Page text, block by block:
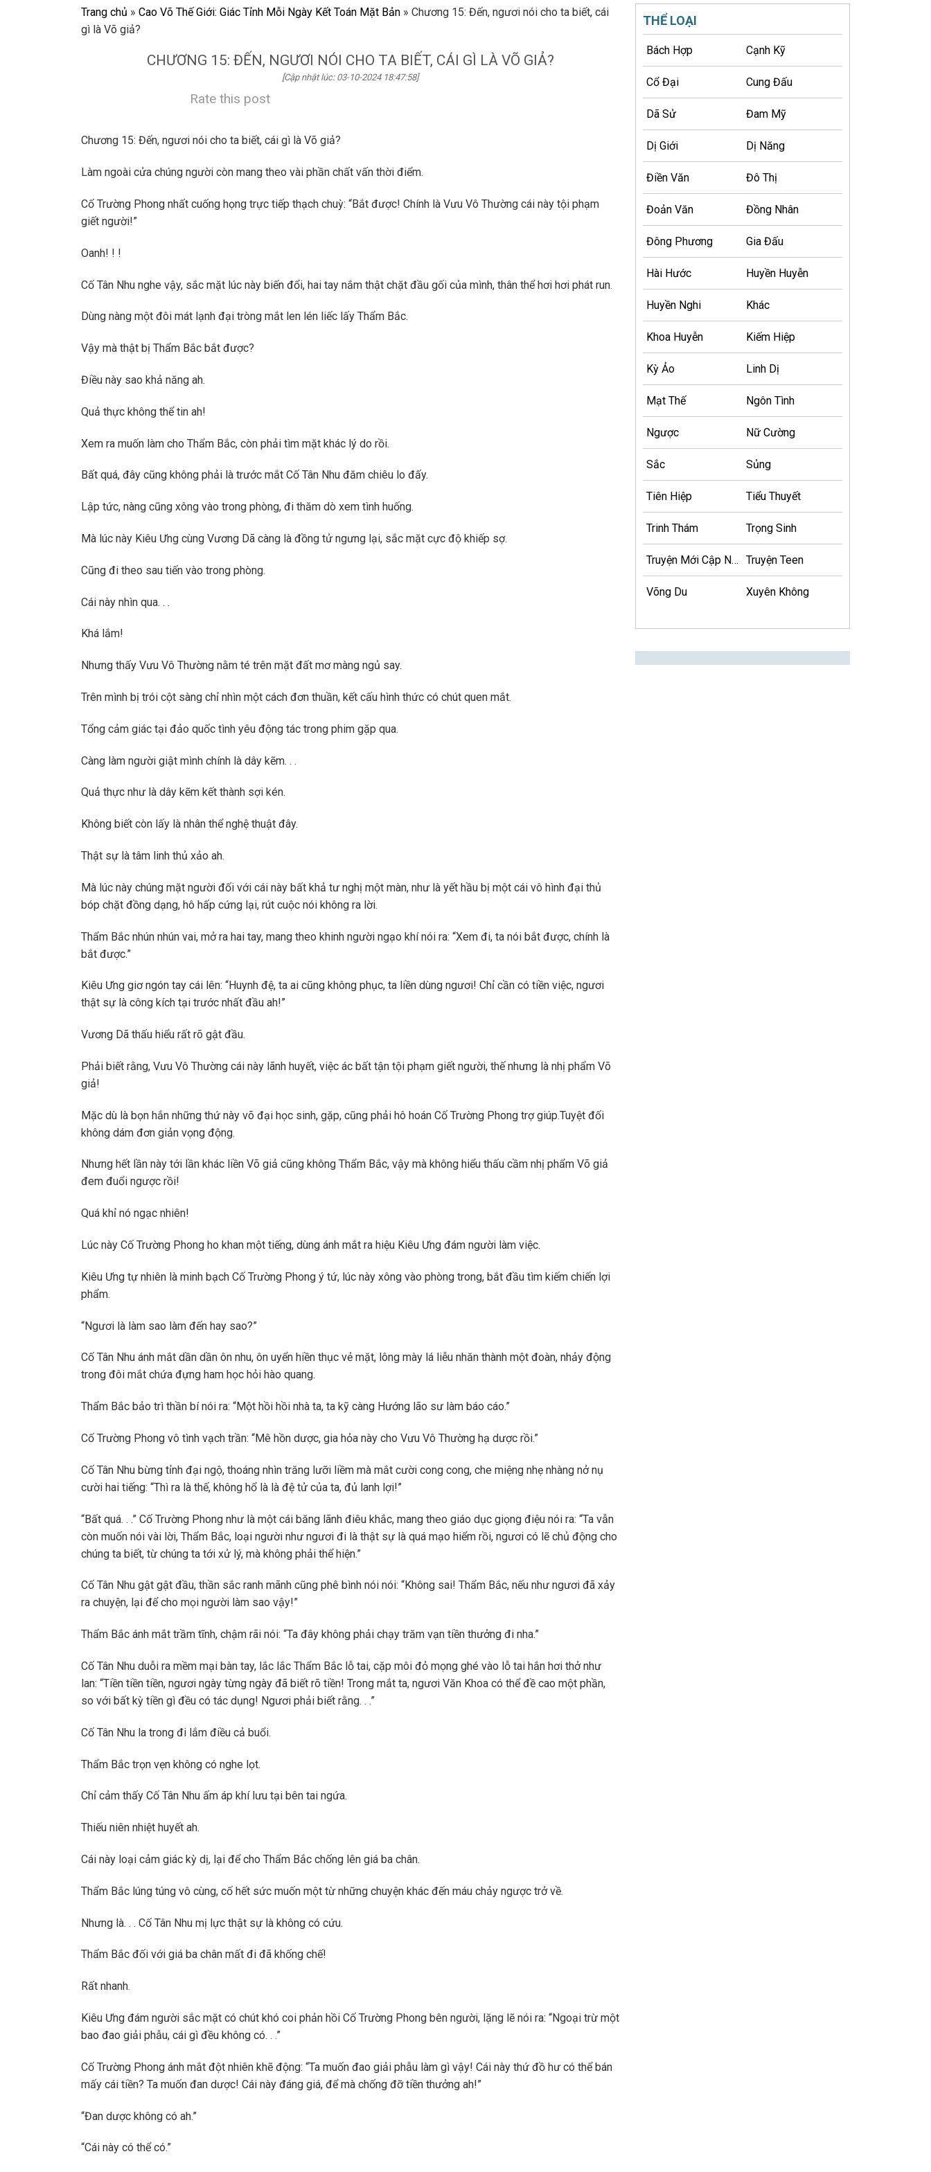
Trang chủ » Cao Võ Thế Giới: Giác Tỉnh Mỗi Ngày Kết Toán Mặt Bản » Chương 15: Đến, ngươi nói cho ta biết, cái
gì là Võ giả?
CHƯƠNG 15: ĐẾN, NGƯƠI NÓI CHO TA BIẾT, CÁI GÌ LÀ VÕ GIẢ?
[Cập nhật lúc: 03-10-2024 18:47:58]
Rate this post
Chương 15: Đến, ngươi nói cho ta biết, cái gì là Võ giả?
Làm ngoài cửa chúng người còn mang theo vài phần chất vấn thời điểm.
Cố Trường Phong nhất cuống họng trực tiếp thạch chuỳ: “Bắt được! Chính là Vưu Vô Thường cái này tội phạm
giết người!”
Oanh! ! !
Cố Tân Nhu nghe vậy, sắc mặt lúc này biến đổi, hai tay nắm thật chặt đầu gối của mình, thân thể hơi hơi phát run.
Dùng nàng một đôi mát lạnh đại tròng mắt len lén liếc lấy Thẩm Bắc.
Vậy mà thật bị Thẩm Bắc bắt được?
Điều này sao khả năng ah.
Quả thực không thể tin ah!
Xem ra muốn làm cho Thẩm Bắc, còn phải tìm mặt khác lý do rồi.
Bất quá, đây cũng không phải là trước mắt Cố Tân Nhu đăm chiêu lo đấy.
Lập tức, nàng cũng xông vào trong phòng, đi thăm dò xem tình huống.
Mà lúc này Kiêu Ưng cùng Vương Dã càng là đồng tử ngưng lại, sắc mặt cực độ khiếp sợ.
Cũng đi theo sau tiến vào trong phòng.
Cái này nhìn qua. . .
Khá lắm!
Nhưng thấy Vưu Vô Thường nằm té trên mặt đất mơ màng ngủ say.
Trên mình bị trói cột sàng chỉ nhìn một cách đơn thuần, kết cấu hình thức có chút quen mắt.
Tổng cảm giác tại đảo quốc tình yêu động tác trong phim gặp qua.
Càng làm người giật mình chính là dây kẽm. . .
Quả thực như là dây kẽm kết thành sợi kén.
Không biết còn lấy là nhân thể nghệ thuật đây.
Thật sự là tâm linh thủ xảo ah.
Mà lúc này chúng mặt người đối với cái này bất khả tư nghị một màn, như là yết hầu bị một cái vô hình đại thủ
bóp chặt đồng dạng, hô hấp cứng lại, rút cuộc nói không ra lời.
Thẩm Bắc nhún nhún vai, mở ra hai tay, mang theo khinh người ngạo khí nói ra: “Xem đi, ta nói bắt được, chính là
bắt được.”
Kiêu Ưng giơ ngón tay cái lên: “Huynh đệ, ta ai cũng không phục, ta liền dùng ngươi! Chỉ cần có tiền việc, ngươi
thật sự là công kích tại trước nhất đầu ah!”
Vương Dã thấu hiểu rất rõ gật đầu.
Phải biết rằng, Vưu Vô Thường cái này lãnh huyết, việc ác bất tận tội phạm giết người, thế nhưng là nhị phẩm Võ
giả!
Mặc dù là bọn hắn những thứ này võ đại học sinh, gặp, cũng phải hô hoán Cố Trường Phong trợ giúp.Tuyệt đối
không dám đơn giản vọng động.
Nhưng hết lần này tới lần khác liền Võ giả cũng không Thẩm Bắc, vậy mà không hiểu thấu cầm nhị phẩm Võ giả
đem đuổi ngược rồi!
Quá khỉ nó ngạc nhiên!
Lúc này Cố Trường Phong ho khan một tiếng, dùng ánh mắt ra hiệu Kiêu Ưng đám người làm việc.
Kiêu Ưng tự nhiên là minh bạch Cố Trường Phong ý tứ, lúc này xông vào phòng trong, bắt đầu tìm kiếm chiến lợi
phẩm.
“Ngươi là làm sao làm đến hay sao?”
Cố Tân Nhu ánh mắt dần dần ôn nhu, ôn uyển hiền thục vẻ mặt, lông mày lá liễu nhăn thành một đoàn, nhảy động
trong đôi mắt chứa đựng ham học hỏi hào quang.
Thẩm Bắc bảo trì thần bí nói ra: “Một hồi hồi nhà ta, ta kỹ càng Hướng lão sư làm báo cáo.”
Cố Trường Phong vô tình vạch trần: “Mê hồn dược, gia hỏa này cho Vưu Vô Thường hạ dược rồi.”
Cố Tân Nhu bừng tỉnh đại ngộ, thoáng nhìn trăng lưỡi liềm mà mắt cười cong cong, che miệng nhẹ nhàng nở nụ
cười hai tiếng: “Thì ra là thế, không hổ là là đệ tử của ta, đủ lanh lợi!”
“Bất quá. . .” Cố Trường Phong như là một cái băng lãnh điêu khắc, mang theo giáo dục giọng điệu nói ra: “Ta vẫn
còn muốn nói vài lời, Thẩm Bắc, loại người như ngươi đi là thật sự là quá mạo hiểm rồi, ngươi có lẽ chủ động cho
chúng ta biết, từ chúng ta tới xử lý, mà không phải thể hiện.”
Cố Tân Nhu gật gật đầu, thần sắc ranh mãnh cũng phê bình nói nói: “Không sai! Thẩm Bắc, nếu như ngươi đã xảy
ra chuyện, lại để cho mọi người làm sao vậy!”
Thẩm Bắc ánh mắt trầm tĩnh, chậm rãi nói: “Ta đây không phải chạy trăm vạn tiền thưởng đi nha.”
Cố Tân Nhu duỗi ra mềm mại bàn tay, lắc lắc Thẩm Bắc lỗ tai, cặp môi đỏ mọng ghé vào lỗ tai hắn hơi thở như
lan: “Tiền tiền tiền, ngươi ngày từng ngày đã biết rõ tiền! Trong mắt ta, ngươi Văn Khoa có thể đề cao một phần,
so với bất kỳ tiền gì đều có tác dụng! Ngươi phải biết rằng. . .”
Cố Tân Nhu la trong đi lắm điều cả buổi.
Thẩm Bắc trọn vẹn không có nghe lọt.
Chỉ cảm thấy Cố Tân Nhu ấm áp khí lưu tại bên tai ngứa.
Thiếu niên nhiệt huyết ah.
Cái này loại cảm giác kỳ dị, lại để cho Thẩm Bắc chống lên giá ba chân.
Thẩm Bắc lúng túng vô cùng, cố hết sức muốn một từ những chuyện khác đến máu chảy ngược trở về.
Nhưng là. . . Cố Tân Nhu mị lực thật sự là không có cứu.
Thẩm Bắc đối với giá ba chân mất đi đã khống chế!
Rất nhanh.
Kiêu Ưng đám người sắc mặt có chút khó coi phản hồi Cố Trường Phong bên người, lặng lẽ nói ra: “Ngoại trừ một
bao đao giải phẫu, cái gì đều không có. . .”
Cố Trường Phong ánh mắt đột nhiên khẽ động: “Ta muốn đao giải phẫu làm gì vậy! Cái này thứ đồ hư có thể bán
mấy cái tiền? Ta muốn đan dược! Cái này đáng giá, để mà chống đỡ tiền thưởng ah!”
“Đan dược không có ah.”
“Cái này có thể có.”
THỂ LOẠI
Bách Hợp Cạnh Kỹ
Cổ Đại Cung Đấu
Dã Sử Đam Mỹ
Dị Giới Dị Năng
Điền Văn Đô Thị
Đoản Văn Đồng Nhân
Đông Phương Gia Đấu
Hài Hước Huyền Huyễn
Huyền Nghi Khác
Khoa Huyễn Kiếm Hiệp
Kỳ Ảo Linh Dị
Mạt Thế Ngôn Tình
Ngược Nữ Cường
Sắc Sủng
Tiên Hiệp Tiểu Thuyết
Trinh Thám Trọng Sinh
Truyện Mới Cập Nhật Truyện Teen
Võng Du Xuyên Không